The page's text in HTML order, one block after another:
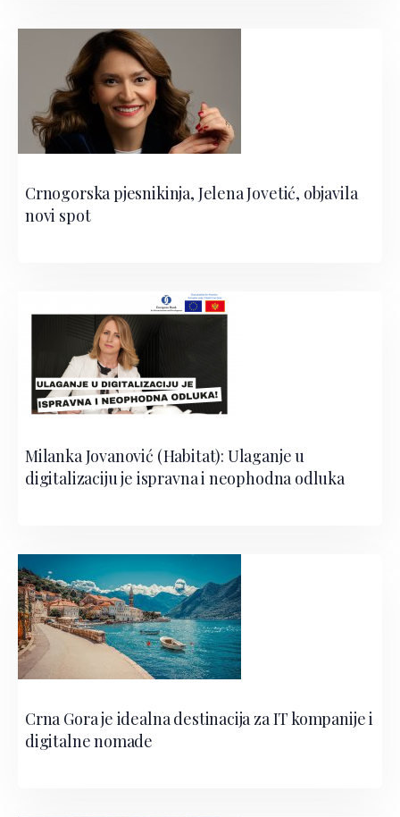
Crnogorska pjesnikinja, Jelena Jovetić, objavila
novi spot
Milanka Jovanović (Habitat): Ulaganje u
digitalizaciju je ispravna i neophodna odluka
Crna Gora je idealna destinacija za IT kompanije i
digitalne nomade